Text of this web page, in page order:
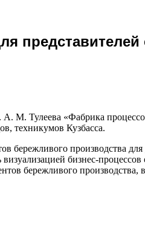
Тулеева «Фабрика
техникумов Кузбасса.
производства
бизнес-
бережливого